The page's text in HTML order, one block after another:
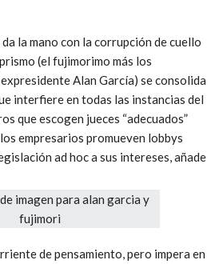
la mano con la corrupción de cuello
(el fujimorimo más los
Alan García) se consolida
interfiere en todas las instancias del
que escogen jueces “adecuados”
empresarios promueven lobbys
ad hoc a sus intereses, añade
de pensamiento, pero impera en